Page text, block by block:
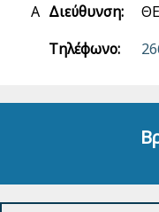
Α Διεύθυνση:
Τηλέφωνο: